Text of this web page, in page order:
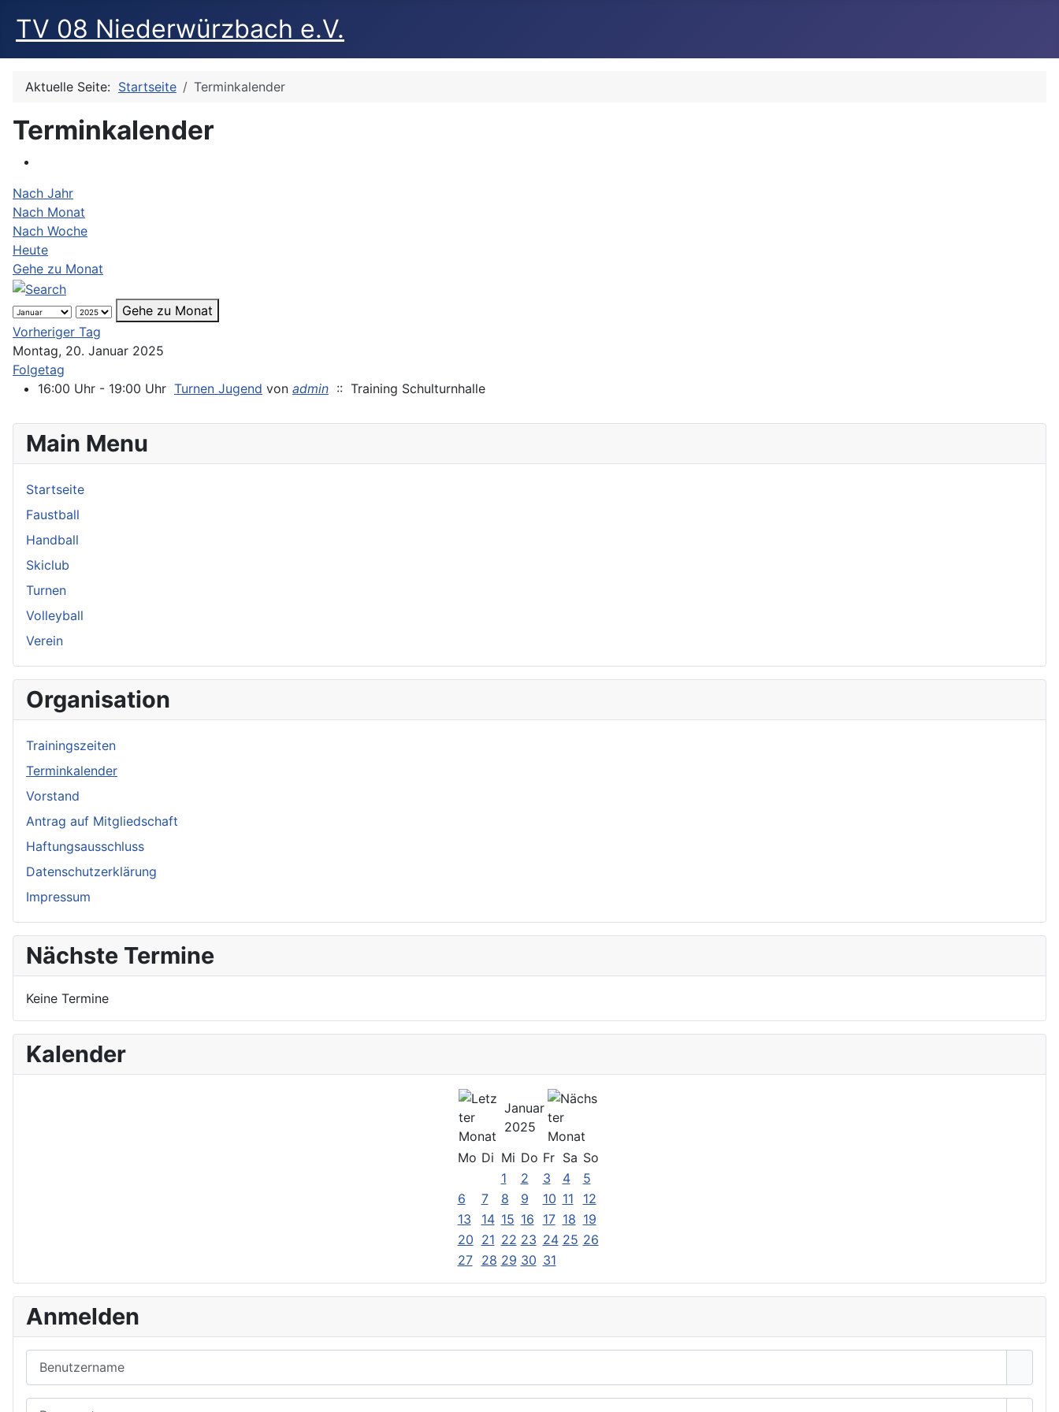
TV 08 Niederwürzbach e.V.
Aktuelle Seite: Startseite Terminkalender
Terminkalender
Nach Jahr
Nach Monat
Nach Woche
Heute
Gehe zu Monat
Gehe zu Monat
Vorheriger Tag
Montag, 20. Januar 2025
Folgetag
16:00 Uhr - 19:00 Uhr Turnen Jugend von admin :: Training Schulturnhalle
Main Menu
Startseite
Faustball
Handball
Skiclub
Turnen
Volleyball
Verein
Organisation
Trainingszeiten
Terminkalender
Vorstand
Antrag auf Mitgliedschaft
Haftungsausschluss
Datenschutzerklärung
Impressum
Nächste Termine
Keine Termine
Kalender
Januar
2025
Mo Di Mi Do Fr Sa So
1
2 3 4
5
6
7 8 9 10 11
12
13
14 15 16 17 18 19
20 21 22 23 24 25 26
27
28 29 30 31
Anmelden